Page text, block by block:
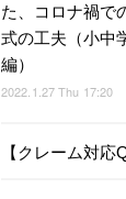
た、コロナ禍で
式の工夫（小中
編）
2022.1.27 Thu 17:20
【クレーム対